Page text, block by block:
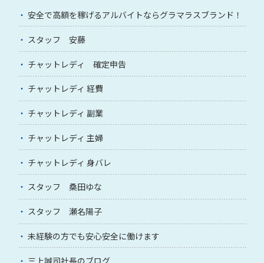
安全で高額を稼げるアルバイトならグラマラスブランド！
スタッフ 安藤
チャットレディ 確定申告
チャットレディ 経費
チャットレディ 副業
チャットレディ 主婦
チャットレディ 身バレ
スタッフ 桑田ゆな
スタッフ 瀬名陽子
未経験の方でも安心安全に働けます
三上誠司社長のブログ